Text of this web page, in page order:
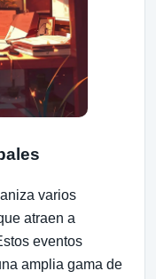
varios
atraen a
eventos
amplia gama de